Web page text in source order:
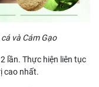
và Cám Gạo
lần. Thực hiện liên tục
cao nhất.